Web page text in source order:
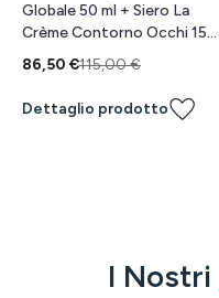
Globale 50 ml + Siero La
Crème Contorno Occhi 15
mL
86,50 €115,00 €
Dettaglio prodotto
I Nostri